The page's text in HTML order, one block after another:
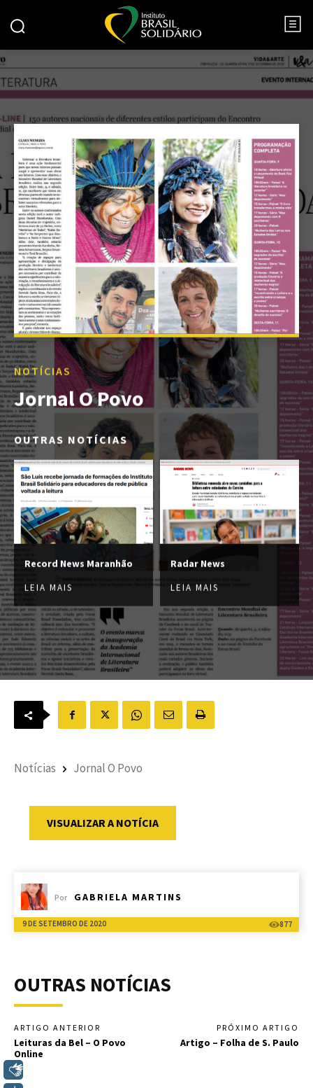
NOTÍCIAS
Jornal O Povo
OUTRAS NOTÍCIAS
Record News Maranhão
LEIA MAIS
Radar News
LEIA MAIS
Notícias Jornal O Povo
VISUALIZAR A NOTÍCIA
Por GABRIELA MARTINS
9 DE SETEMBRO DE 2020 877
OUTRAS NOTÍCIAS
ARTIGO ANTERIOR
Leituras da Bel – O Povo
Online
PRÓXIMO ARTIGO
Artigo – Folha de S. Paulo